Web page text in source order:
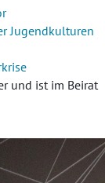
Jugendkulturen
und ist im Beirat